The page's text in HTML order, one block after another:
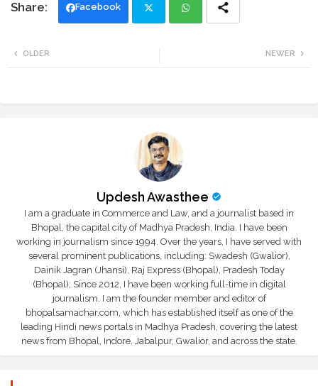
Facebook
NEWER
OLDER
Updesh Awasthee
I am a graduate in Commerce and Law, and a journalist based in
Bhopal, the capital city of Madhya Pradesh, India. I have been
working in journalism since 1994. Over the years, I have served with
several prominent publications, including: Swadesh (Gwalior),
Dainik Jagran (Jhansi), Raj Express (Bhopal), Pradesh Today
(Bhopal); Since 2012, I have been working full-time in digital
journalism. I am the founder member and editor of
bhopalsamachar.com, which has established itself as one of the
leading Hindi news portals in Madhya Pradesh, covering the latest
news from Bhopal, Indore, Jabalpur, Gwalior, and across the state.